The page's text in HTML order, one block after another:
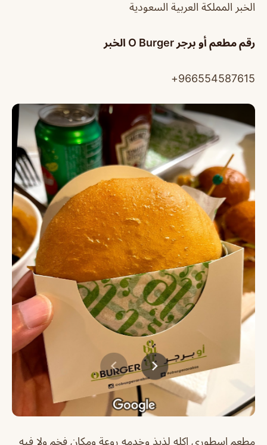
الخبر المملكة العربية السعودية
رقم مطعم أو برجر O Burger الخبر
966554587615+
مطعم اسطوري اكله لذيذ وخدمه روعة ومكان فخم ولا فيه